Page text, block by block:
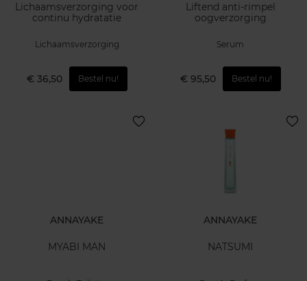
Lichaamsverzorging voor
continu hydratatie
Lichaamsverzorging
€ 36,50 Bestel nu!
Liftend anti-rimpel
oogverzorging
Serum
€ 95,50 Bestel nu!
ANNAYAKE
MYABI MAN
ANNAYAKE
NATSUMI